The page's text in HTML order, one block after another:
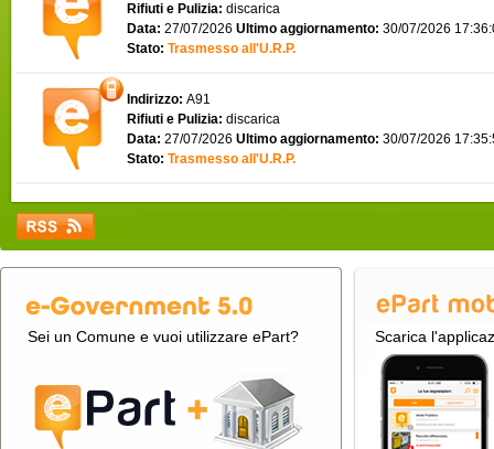
Rifiuti e Pulizia: discarica
Data: 27/07/2026 Ultimo aggiornamento: 30/07/2026
Stato: Trasmesso all'U.R.P.
Indirizzo: A91
Rifiuti e Pulizia: discarica
Data: 27/07/2026 Ultimo aggiornamento: 30/07/2026
Stato: Trasmesso all'U.R.P.
Sei un Comune e vuoi utilizzare ePart? Scarica